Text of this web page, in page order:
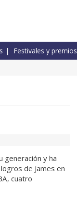
Festivales y premios
generación y ha
de James en
cuatro